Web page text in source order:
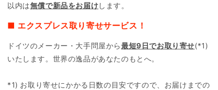
以内は無償で新品をお届けします。
■ エクスプレス取り寄せサービス！
ドイツのメーカー・大手問屋から最短9日でお取り寄せ(*1)
いたします。世界の逸品があなたのもとへ。
*1) お取り寄せにかかる日数の目安ですので、お届けまでの